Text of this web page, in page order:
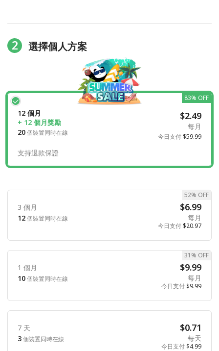
2 選擇個人方案
12 個月
+ 12 個月獎勵
20個裝置同時在線
$2.49
每月
今日支付 $59.99
83% OFF
支持退款保證
3 個月
12個裝置同時在線
$6.99
每月
今日支付 $20.97
52% OFF
1 個月
10個裝置同時在線
$9.99
每月
今日支付 $9.99
31% OFF
7 天
3個裝置同時在線
$0.71
每天
今日支付 $4.99